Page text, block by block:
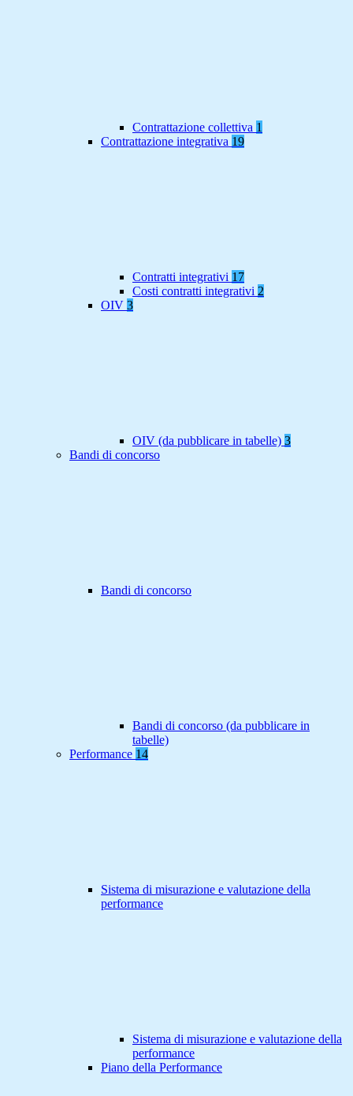
Contrattazione collettiva 1
Contrattazione integrativa 19
Contratti integrativi 17
Costi contratti integrativi 2
OIV 3
OIV (da pubblicare in tabelle) 3
Bandi di concorso
Bandi di concorso
Bandi di concorso (da pubblicare in
tabelle)
Performance 14
Sistema di misurazione e valutazione della
performance
Sistema di misurazione e valutazione della
performance
Piano della Performance